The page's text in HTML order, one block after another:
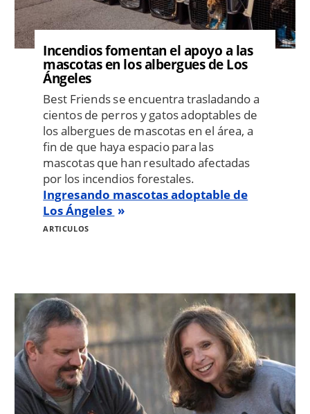
Incendios fomentan el apoyo a las
mascotas en los albergues de Los
Ángeles
Best Friends se encuentra trasladando a
cientos de perros y gatos adoptables de
los albergues de mascotas en el área, a
fin de que haya espacio para las
mascotas que han resultado afectadas
por los incendios forestales.
Ingresando mascotas adoptable de
Los Ángeles
ARTICULOS
Image